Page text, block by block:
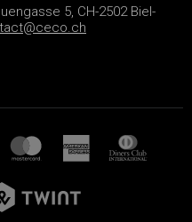
5, CH-2502 Biel-